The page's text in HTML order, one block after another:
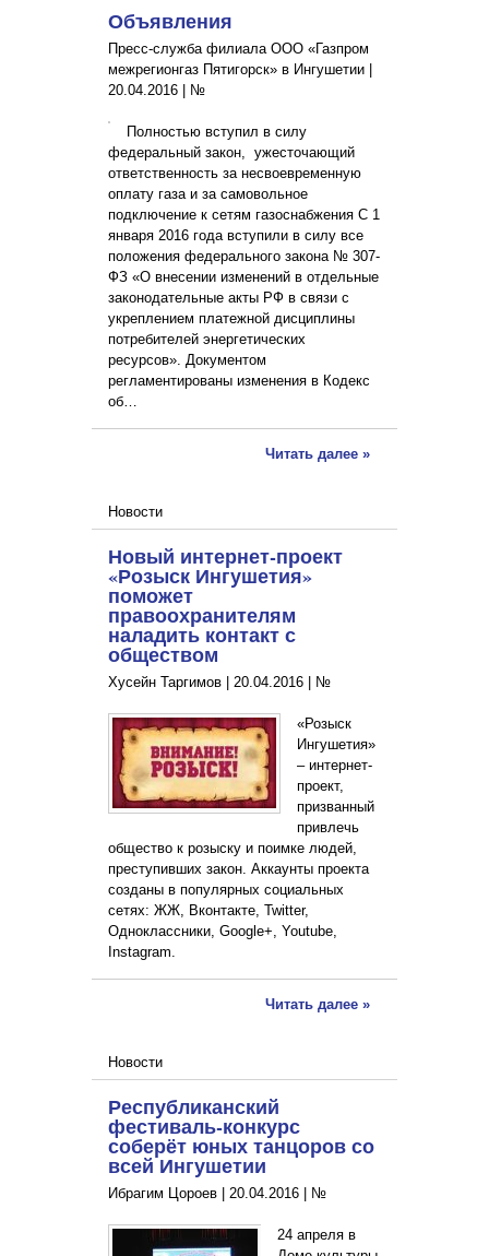
Объявления
Пресс-служба филиала ООО «Газпром
межрегионгаз Пятигорск» в Ингушетии |
20.04.2016
№
Полностью вступил в силу
федеральный закон, ужесточающий
ответственность за несвоевременную
оплату газа и за самовольное
подключение к сетям газоснабжения С 1
января 2016 года вступили в силу все
положения федерального закона № 307-
ФЗ «О внесении изменений в отдельные
законодательные акты РФ в связи с
укреплением платежной дисциплины
потребителей энергетических
ресурсов». Документом
регламентированы изменения в Кодекс
об…
Читать далее »
Новости
Новый интернет-проект
«Розыск Ингушетия»
поможет
правоохранителям
наладить контакт с
обществом
Хусейн Таргимов | 20.04.2016 №
«Розыск
Ингушетия»
– интернет-
проект,
призванный
привлечь
общество к розыску и поимке людей,
преступивших закон. Аккаунты проекта
созданы в популярных социальных
сетях: ЖЖ, Вконтакте, Twitter,
Одноклассники, Google+, Youtube,
Instagram.
Читать далее »
Новости
Республиканский
фестиваль-конкурс
соберёт юных танцоров со
всей Ингушетии
Ибрагим Цороев | 20.04.2016 №
24 апреля в